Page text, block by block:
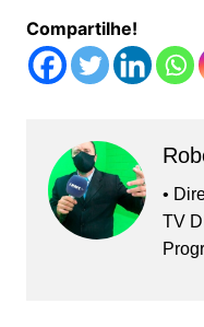
Compartilhe!
•
TV